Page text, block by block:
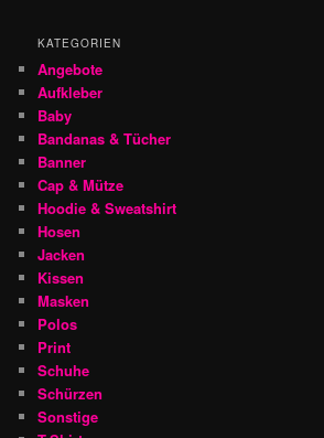
KATEGORIEN
Angebote
Aufkleber
Baby
Bandanas & Tücher
Banner
Cap & Mütze
Hoodie & Sweatshirt
Hosen
Jacken
Kissen
Masken
Polos
Print
Schuhe
Schürzen
Sonstige